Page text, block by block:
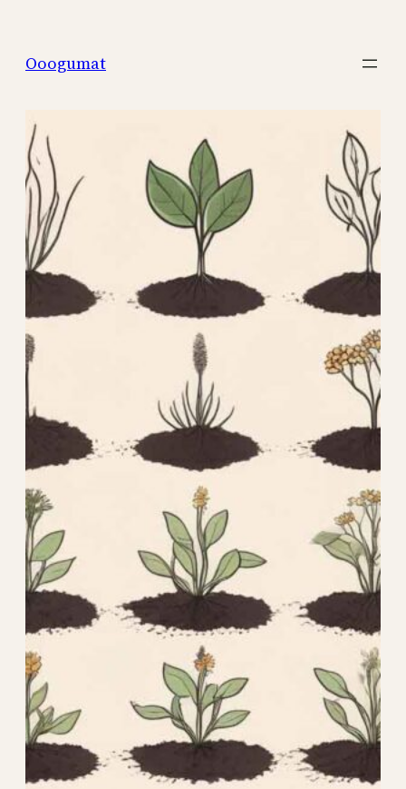
содержимому
Ooogumat